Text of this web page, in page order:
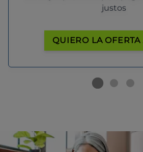
justos
QUIERO LA